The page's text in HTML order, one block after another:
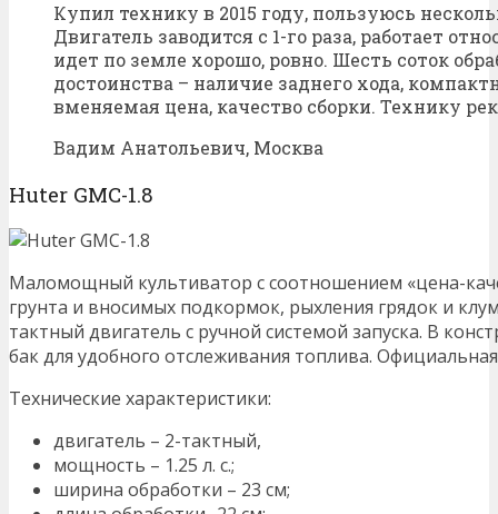
Купил технику в 2015 году, пользуюсь
Двигатель заводится с 1-го раза, работает
идет по земле хорошо, ровно. Шесть соток
достоинства – наличие заднего хода,
вменяемая цена, качество сборки. Технику
Вадим Анатольевич, Москва
Huter GMC-1.8
Маломощный культиватор с соотношением «цена-
грунта и вносимых подкормок, рыхления грядок и
тактный двигатель с ручной системой запуска. В
бак для удобного отслеживания топлива.
Технические характеристики:
двигатель – 2-тактный,
мощность – 1.25 л. с.;
ширина обработки – 23 см;